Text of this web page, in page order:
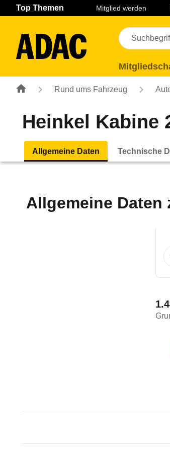
Navigation Seiteninhalt Fußzeile
Top Themen Mitglied werden
Rund ums Fahrzeug
Heinkel Kabine
Allgemeine Daten Technische
Allgemeine Daten